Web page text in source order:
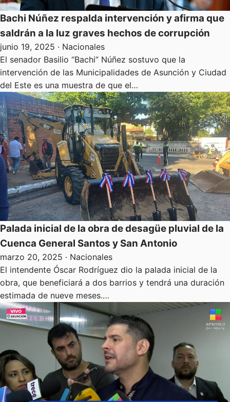
Bachi Núñez respalda intervención y afirma que
saldrán a la luz graves hechos de corrupción
junio 19, 2025 · Nacionales
El senador Basilio “Bachi” Núñez sostuvo que la
intervención de las Municipalidades de Asunción y Ciudad
del Este es una muestra de que el…
Palada inicial de la obra de desagüe pluvial de la
Cuenca General Santos y San Antonio
marzo 20, 2025 · Nacionales
El intendente Óscar Rodríguez dio la palada inicial de la
obra, que beneficiará a dos barrios y tendrá una duración
estimada de nueve meses.…